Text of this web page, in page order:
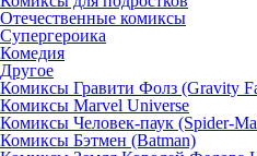
Отечественные комиксы
Супергероика
Комедия
Другое
Комиксы Гравити Фолз (Gravity
Комиксы Marvel Universe
Комиксы Человек-паук (Spider-
Комиксы Бэтмен (Batman)